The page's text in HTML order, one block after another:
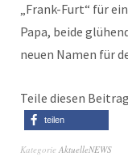
„Frank-Furt“ für
Papa, beide
neuen Namen für
Teile diesen
teilen
Kategorie AktuelleNEWS